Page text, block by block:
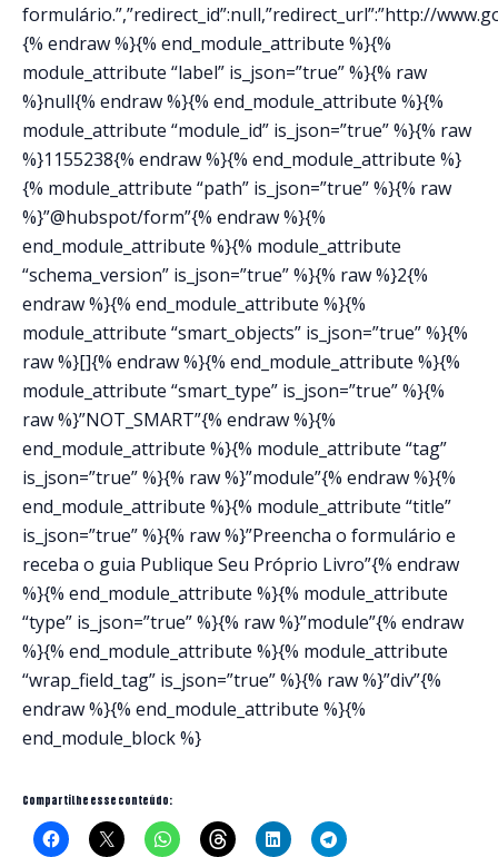
formulário.”,”redirect_id”:null,”redirect_url”:”http://
{% endraw %}{% end_module_attribute %}{%
module_attribute “label” is_json=”true” %}{% raw
%}null{% endraw %}{% end_module_attribute %}{%
module_attribute “module_id” is_json=”true” %}{% raw
%}1155238{% endraw %}{% end_module_attribute %}
{% module_attribute “path” is_json=”true” %}{% raw
%}”@hubspot/form”{% endraw %}{%
end_module_attribute %}{% module_attribute
“schema_version” is_json=”true” %}{% raw %}2{%
endraw %}{% end_module_attribute %}{%
module_attribute “smart_objects” is_json=”true” %}{%
raw %}[]{% endraw %}{% end_module_attribute %}{%
module_attribute “smart_type” is_json=”true” %}{%
raw %}”NOT_SMART”{% endraw %}{%
end_module_attribute %}{% module_attribute “tag”
is_json=”true” %}{% raw %}”module”{% endraw %}{%
end_module_attribute %}{% module_attribute “title”
is_json=”true” %}{% raw %}”Preencha o formulário e
receba o guia Publique Seu Próprio Livro”{% endraw
%}{% end_module_attribute %}{% module_attribute
“type” is_json=”true” %}{% raw %}”module”{% endraw
%}{% end_module_attribute %}{% module_attribute
“wrap_field_tag” is_json=”true” %}{% raw %}”div”{%
endraw %}{% end_module_attribute %}{%
end_module_block %}
Compartilhe esse conteúdo: